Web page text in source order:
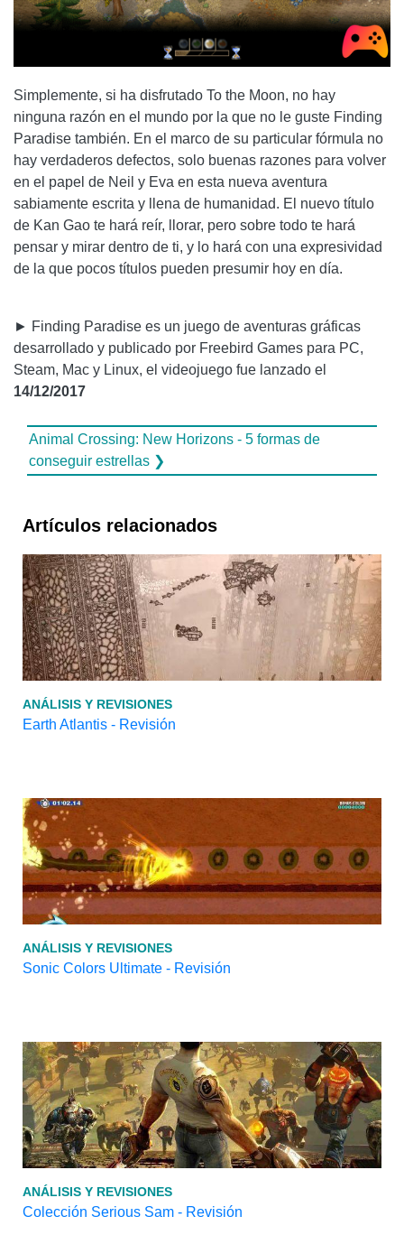
Simplemente, si ha disfrutado To the Moon, no hay
ninguna razón en el mundo por la que no le guste Finding
Paradise también. En el marco de su particular fórmula no
hay verdaderos defectos, solo buenas razones para volver
en el papel de Neil y Eva en esta nueva aventura
sabiamente escrita y llena de humanidad. El nuevo título
de Kan Gao te hará reír, llorar, pero sobre todo te hará
pensar y mirar dentro de ti, y lo hará con una expresividad
de la que pocos títulos pueden presumir hoy en día.
► Finding Paradise es un juego de aventuras gráficas
desarrollado y publicado por Freebird Games para PC,
Steam, Mac y Linux, el videojuego fue lanzado el
14/12/2017
Animal Crossing: New Horizons - 5 formas de
conseguir estrellas ❯
Artículos relacionados
ANÁLISIS Y REVISIONES
Earth Atlantis - Revisión
ANÁLISIS Y REVISIONES
Sonic Colors Ultimate - Revisión
ANÁLISIS Y REVISIONES
Colección Serious Sam - Revisión